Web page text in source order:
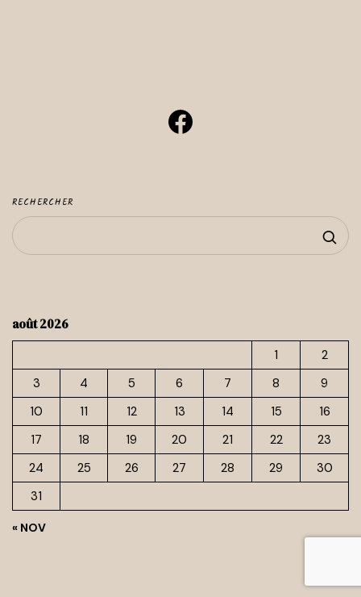
Facebook
RECHERCHER
août 2026
1
2
3
4 5 6 7 8
9
10
11 12 13 14 15
16
17
18 19 20 21 22
23
24
25 26 27 28 29
30
31
« NOV